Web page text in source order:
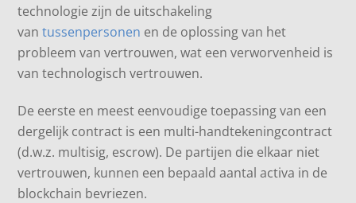
technologie zijn de uitschakeling
vantussenpersonen en de oplossing van het
probleem van vertrouwen, wat een verworvenheid is
van technologisch vertrouwen.
De eerste en meest eenvoudige toepassing van een
dergelijk contract is een multi-handtekeningcontract
(d.w.z. multisig, escrow). De partijen die elkaar niet
vertrouwen, kunnen een bepaald aantal activa in de
blockchain bevriezen.